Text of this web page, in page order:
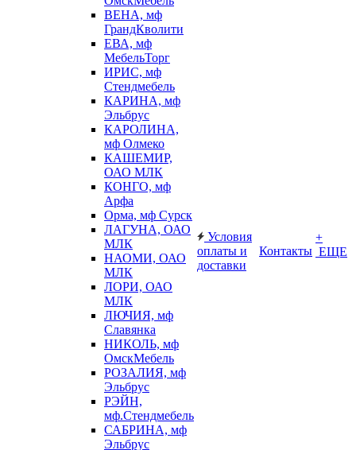
ВЕНА, мф
ГрандКволити
ЕВА, мф
МебельТорг
ИРИС, мф
Стендмебель
КАРИНА, мф
Эльбрус
КАРОЛИНА,
мф Олмеко
КАШЕМИР,
ОАО МЛК
КОНГО, мф
Арфа
Орма, мф Сурск
ЛАГУНА, ОАО
МЛК
НАОМИ, ОАО
МЛК
ЛОРИ, ОАО
МЛК
ЛЮЧИЯ, мф
Славянка
НИКОЛЬ, мф
ОмскМебель
РОЗАЛИЯ, мф
Эльбрус
РЭЙН,
мф.Стендмебель
САБРИНА, мф
Эльбрус
Условия
оплаты и
доставки
Контакты
+
ЕЩЕ